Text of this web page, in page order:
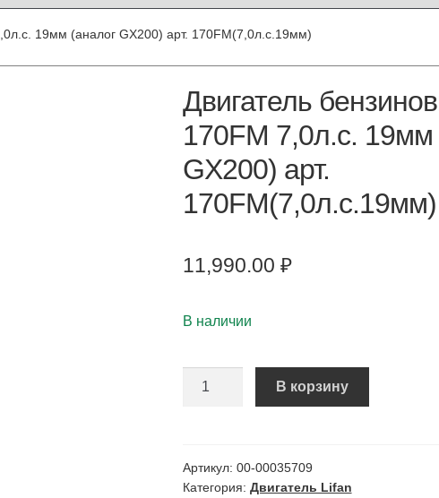
19мм (аналог GX200) арт. 170FM(7,0л.с.19мм)
Двигатель
170FM 7,0л.с. 19мм
GX200) арт.
170FM(7,0л.с.19мм)
11,990.00 ₽
В наличии
Количество
170FM
7,0л.с.
В корзину
Артикул: 00-00035709
Категория: Двигатель Lifan